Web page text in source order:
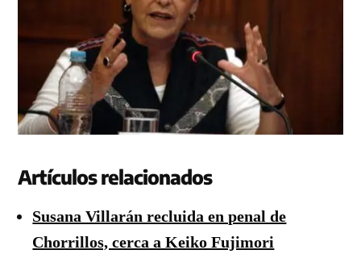
Artículos relacionados
Susana Villarán recluida en penal de
Chorrillos, cerca a Keiko Fujimori